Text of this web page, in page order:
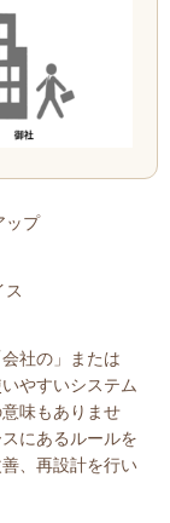
ップ
ス
社の」または
やすいシステム
味もありませ
にあるルールを
、再設計を行い